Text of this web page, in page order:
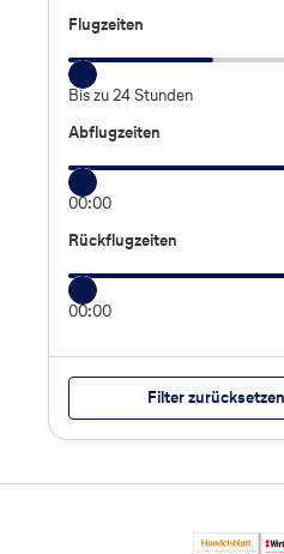
Flugzeiten
Flugzeiten
Bis zu 24 Stunden
Abflugzeiten
Abflugzeiten
00:00
Rückflugzeiten
Rückflugzeiten
00:00
Filter zurücksetzen